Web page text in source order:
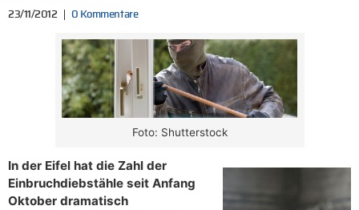
23/11/2012 0 Kommentare
Foto: Shutterstock
In der Eifel hat die Zahl der
Einbruchdiebstähle seit Anfang
Oktober dramatisch